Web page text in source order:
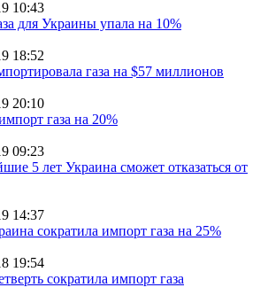
10:43
для Украины упала на 10%
18:52
газа на $57 миллионов
20:10
газа на 20%
09:23
5 лет Украина сможет отказаться от
14:37
сократила импорт газа на 25%
19:54
сократила импорт газа